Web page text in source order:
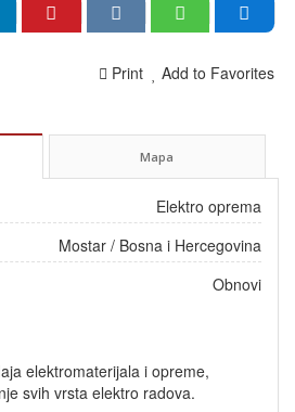
Add to Favorites
Print
Mapa
Elektro oprema
Mostar / Bosna i Hercegovina
Obnovi
elektromaterijala i opreme,
svih vrsta elektro radova.